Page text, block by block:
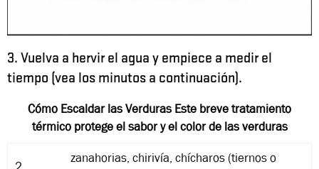
3. Vuelva a hervir el agua y empiece a medir el
tiempo (vea los minutos a continuación).
Cómo Escaldar las Verduras Este breve tratamiento
térmico protege el sabor y el color de las verduras
zanahorias, chirivía, chícharos (tiernos o